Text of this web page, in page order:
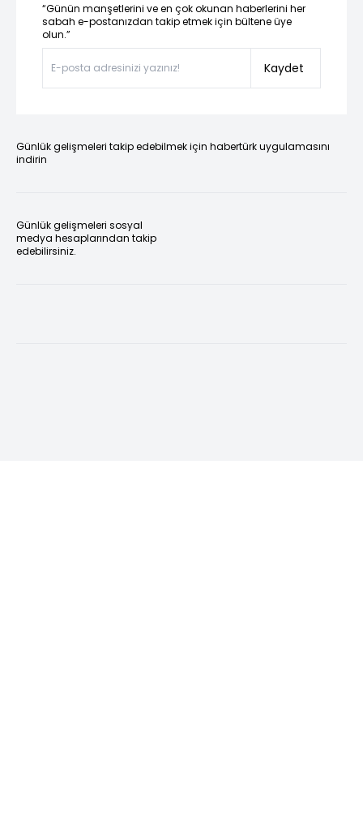
“Günün manşetlerini ve en çok okunan haberlerini her
sabah e-postanızdan takip etmek için bültene üye
olun.”
Kaydet
Günlük gelişmeleri takip edebilmek için habertürk uygulamasını
indirin
Günlük gelişmeleri sosyal
medya hesaplarından takip
edebilirsiniz.